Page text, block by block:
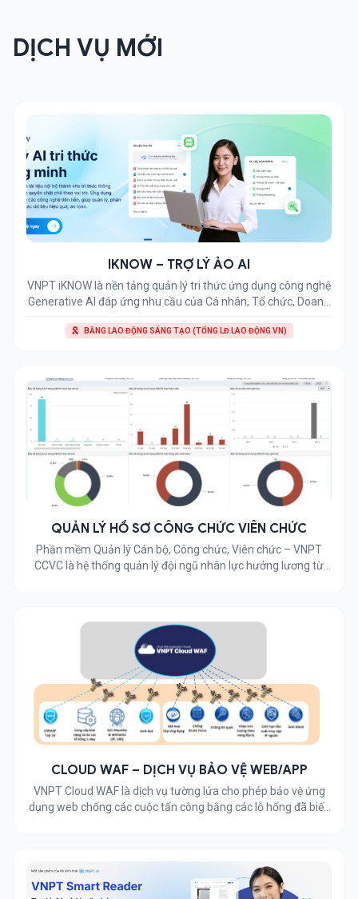
DỊCH VỤ MỚI
IKNOW – TRỢ LÝ ẢO AI
VNPT iKNOW là nền tảng quản lý tri thức ứng dụng công nghệ
Generative AI đáp ứng nhu cầu của Cá nhân, Tổ chức, Doanh
người dùng Ưu điểm VNPT Iknow Các chức năng trợ lý ảo
BẰNG LAO ĐỘNG SÁNG TẠO (TỔNG LĐ LAO ĐỘNG VN)
QUẢN LÝ HỒ SƠ CÔNG CHỨC VIÊN CHỨC
Phần mềm Quản lý Cán bộ, Công chức, Viên chức – VNPT
CCVC là hệ thống quản lý đội ngũ nhân lực hưởng lương từ
CLOUD WAF – DỊCH VỤ BẢO VỆ WEB/APP
VNPT Cloud WAF là dịch vụ tường lửa cho phép bảo vệ ứng
dụng web chống các cuộc tấn công bằng các lỗ hổng đã biết,